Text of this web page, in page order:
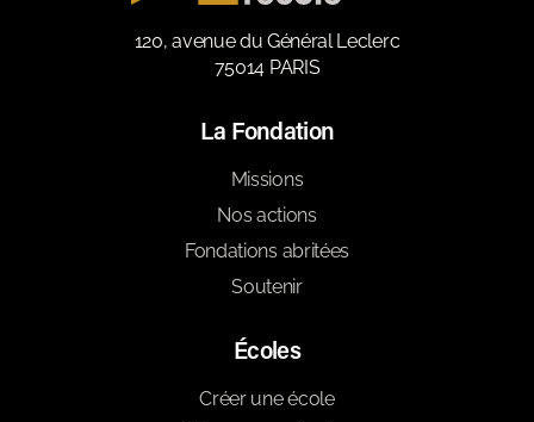
120, avenue du Général Leclerc
75014 PARIS
La Fondation
Missions
Nos actions
Fondations abritées
Soutenir
Écoles
Créer une école